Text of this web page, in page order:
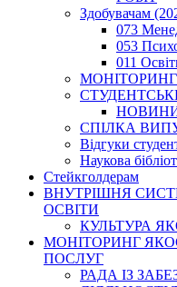
Здобувачам
073
053
011
НОВИНИ
СПІЛКА
Відгуки
Наукова
Стейкголдерам
ВНУТРІШНЯ
ОСВІТИ
КУЛЬТУРА
МОНІТОРИНГ
ПОСЛУГ
РАДА ІЗ